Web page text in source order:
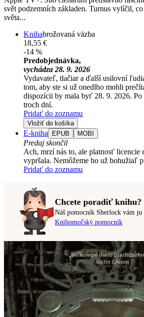
svět podzemních základen. Turnus vylíčil,
světa...
Knihabrožovaná väzba
18,55 €
-14 %
Predobjednávka,
vychádza 28. 9. 2026
Vydavateľ, tlačiar a ďalší usilovní
tom, aby ste si už onedlho mohli
dispozícii by mala byť 28. 9. 2026.
troch dní.
Pridať do zoznamu
Vložiť do košíka
E-kniha EPUB MOBI
Predaj skončil
Ach, mrzí nás to, ale platnosť licencie
vypršala. Nemôžeme ho už bohužiaľ
Pridať do zoznamu
Chcete poradiť knihu?
Náš pomocník Sherlock vám ju
Knihomoľský pomocník